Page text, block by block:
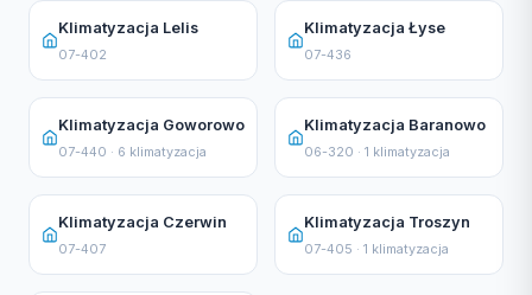
Klimatyzacja Lelis
07-402
Klimatyzacja Łyse
07-436
Klimatyzacja Goworowo
07-440 · 6 klimatyzacja
Klimatyzacja Baranowo
06-320 · 1 klimatyzacja
Klimatyzacja Czerwin
07-407
Klimatyzacja Troszyn
07-405 · 1 klimatyzacja